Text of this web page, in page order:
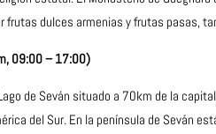
dulces armenias y frutas pasas,
09:00 – 17:00)
de Seván situado a 70km de la
del Sur. En la península de Seván